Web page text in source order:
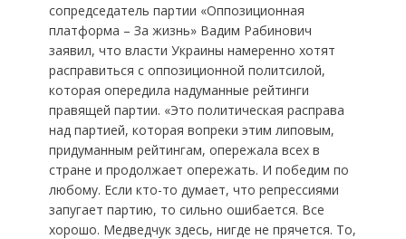
сопредседатель партии «Оппозиционная
платформа – За жизнь» Вадим Рабинович
заявил, что власти Украины намеренно хотят
расправиться с оппозиционной политсилой,
которая опередила надуманные рейтинги
правящей партии. «Это политическая расправа
над партией, которая вопреки этим липовым,
придуманным рейтингам, опережала всех в
стране и продолжает опережать. И победим по
любому. Если кто-то думает, что репрессиями
запугает партию, то сильно ошибается. Все
хорошо. Медведчук здесь, нигде не прячется. То,